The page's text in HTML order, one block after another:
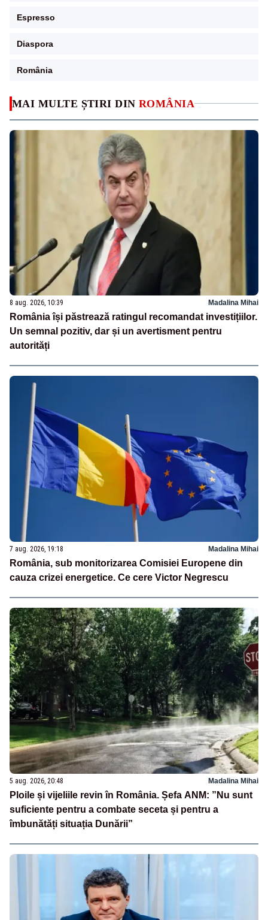
MAI MULTE ȘTIRI DIN ROMÂNIA
8 aug. 2026, 10:39 Madalina Mihai
România își păstrează ratingul recomandat investițiilor.
Un semnal pozitiv, dar și un avertisment pentru
autorități
7 aug. 2026, 19:18 Madalina Mihai
România, sub monitorizarea Comisiei Europene din
cauza crizei energetice. Ce cere Victor Negrescu
5 aug. 2026, 20:48 Madalina Mihai
Ploile și vijeliile revin în România. Șefa ANM: ”Nu sunt
suficiente pentru a combate seceta și pentru a
îmbunătăți situația Dunării”
Espresso
Diaspora
România